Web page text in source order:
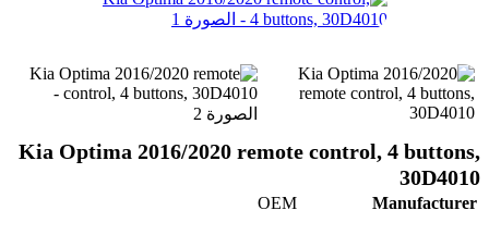
Kia Optima 2016/2020 remote control, 4 buttons,
30D4010
Manufacturer
OEM